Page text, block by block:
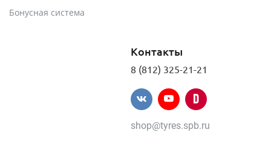
Бонусная система
Контакты
8 (812) 325-21-21
shop@tyres.spb.ru